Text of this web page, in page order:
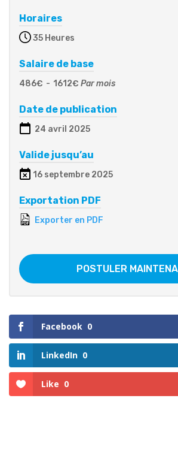
Horaires
35 Heures
Salaire de base
486€ - 1612€ Par mois
Date de publication
24 avril 2025
Valide jusqu’au
16 septembre 2025
Exportation PDF
Exporter en PDF
POSTULER
Facebook 0
LinkedIn 0
Like 0